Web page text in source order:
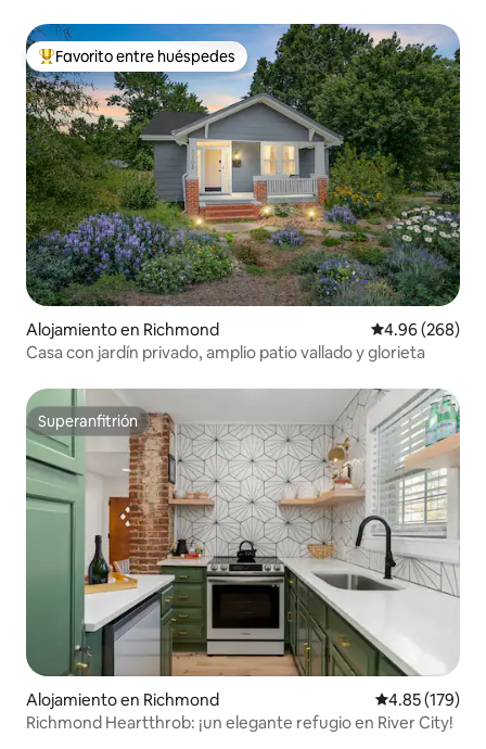
Favorito entre huéspedes preferido
Favorito entre huéspedes
Alojamiento en Richmond Calificación
4.96 (268)
Casa con jardín privado, amplio patio vallado y glorieta
Superanfitrión
Superanfitrión
Alojamiento en Richmond Calificación
4.85 (179)
Richmond Heartthrob: ¡un elegante refugio en River City!